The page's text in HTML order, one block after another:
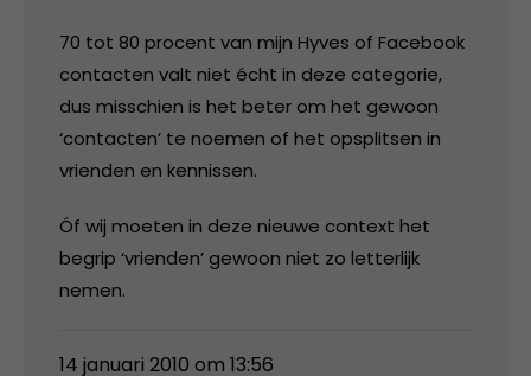
70 tot 80 procent van mijn Hyves of Facebook
contacten valt niet écht in deze categorie,
dus misschien is het beter om het gewoon
‘contacten’ te noemen of het opsplitsen in
vrienden en kennissen.
Óf wij moeten in deze nieuwe context het
begrip ‘vrienden’ gewoon niet zo letterlijk
nemen.
14 januari 2010 om 13:56